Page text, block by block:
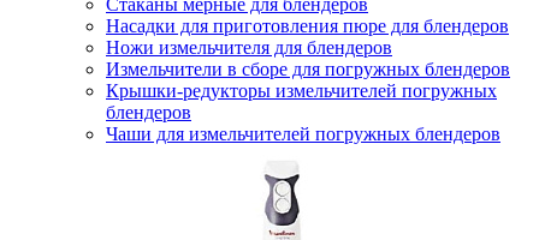
Стаканы мерные для блендеров
Насадки для приготовления пюре для блендеров
Ножи измельчителя для блендеров
Измельчители в сборе для погружных блендеров
Крышки-редукторы измельчителей погружных
блендеров
Чаши для измельчителей погружных блендеров